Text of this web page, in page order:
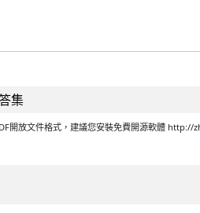
集
開放文件格式，建議您安裝免費開源軟體